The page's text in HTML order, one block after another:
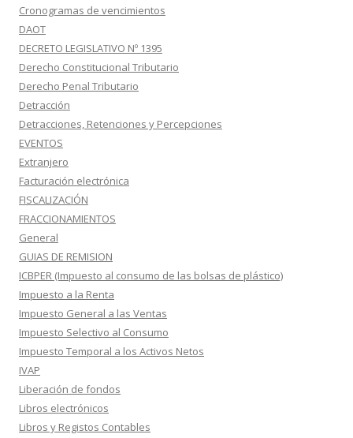
Cronogramas de vencimientos
DAOT
DECRETO LEGISLATIVO Nº 1395
Derecho Constitucional Tributario
Derecho Penal Tributario
Detracción
Detracciones, Retenciones y Percepciones
EVENTOS
Extranjero
Facturación electrónica
FISCALIZACIÓN
FRACCIONAMIENTOS
General
GUIAS DE REMISION
ICBPER (Impuesto al consumo de las bolsas de plástico)
Impuesto a la Renta
Impuesto General a las Ventas
Impuesto Selectivo al Consumo
Impuesto Temporal a los Activos Netos
IVAP
Liberación de fondos
Libros electrónicos
Libros y Registos Contables